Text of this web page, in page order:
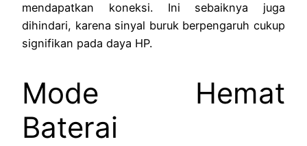
mendapatkan koneksi. Ini sebaiknya juga
dihindari, karena sinyal buruk berpengaruh cukup
signifikan pada daya HP.
Mode Hemat
Baterai